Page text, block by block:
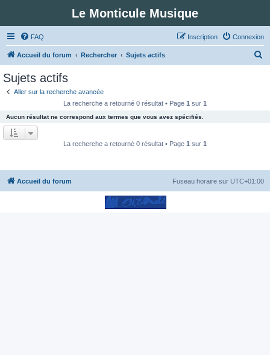
Le Monticule Musique
FAQ Connexion
Inscription
Accueil du forum Rechercher Sujets actifs
e
r
Sujets actifs
Aller sur la recherche avancée
La recherche a retourné 0 résultat • Page 1 sur 1
Aucun résultat ne correspond aux termes que vous avez spécifiés.
La recherche a retourné 0 résultat • Page 1 sur 1
Accueil du forum Fuseau horaire sur UTC+01:00